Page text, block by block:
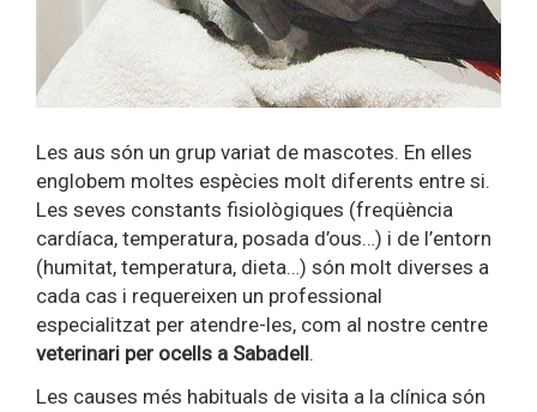
Les aus són un grup variat de mascotes. En elles
englobem moltes espècies molt diferents entre si.
Les seves constants fisiològiques (freqüència
cardíaca, temperatura, posada d’ous…) i de l’entorn
(humitat, temperatura, dieta…) són molt diverses a
cada cas i requereixen un professional
especialitzat per atendre-les, com al nostre centre
veterinari per ocells a Sabadell.
Les causes més habituals de visita a la clínica són